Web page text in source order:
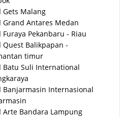
Gets Malang
Grand Antares Medan
Furaya Pekanbaru - Riau
Quest Balikpapan -
timur
Batu Suli International
Banjarmasin Internasional
Arte Bandara Lampung